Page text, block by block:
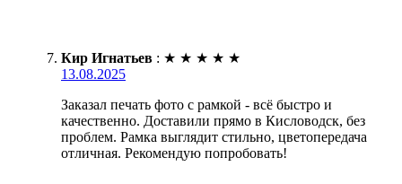
Кир Игнатьев : ★ ★ ★ ★ ★
13.08.2025
Заказал печать фото с рамкой - всё быстро и
качественно. Доставили прямо в Кисловодск, без
проблем. Рамка выглядит стильно, цветопередача
отличная. Рекомендую попробовать!